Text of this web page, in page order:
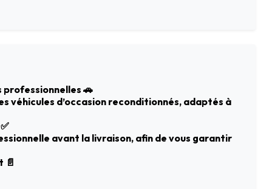
professionnelles 🚗
véhicules d’occasion reconditionnés, adaptés à
avant la livraison, afin de vous garantir
📄